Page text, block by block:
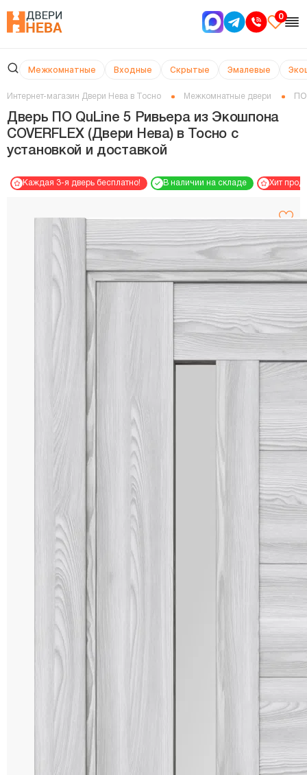
0
Межкомнатные Входные Скрытые Эмалевые
Интернет-магазин Двери Нева в Тосно Межкомнатные двери
Дверь ПО QuLine 5 Ривьера из Экошпона
COVERFLEX (Двери Нева) в Тосно с
установкой и доставкой
Каждая 3-я дверь бесплатно! В наличии на складе Хит